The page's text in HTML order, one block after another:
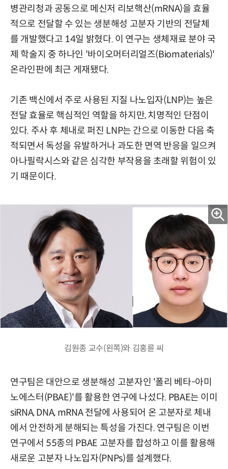
병관리청과 공동으로 메신저 리보핵산(mRNA)을 효율
적으로 전달할 수 있는 생분해성 고분자 기반의 전달체
를 개발했다고 14일 밝혔다. 이 연구는 생체재료 분야 국
제 학술지 중 하나인 '바이오머터리얼즈(Biomaterials)'
온라인판에 최근 게재됐다.
기존 백신에서 주로 사용된 지질 나노입자(LNP)는 높은
전달 효율로 핵심적인 역할을 하지만, 치명적인 단점이
있다. 주사 후 체내로 퍼진 LNP는 간으로 이동한 다음 축
적되면서 독성을 유발하거나 과도한 면역 반응을 일으켜
아나필락시스와 같은 심각한 부작용을 초래할 위험이 있
기 때문이다.
김원종 교수(왼쪽)와 김홍륜 씨
연구팀은 대안으로 생분해성 고분자인 '폴리 베타-아미
노에스터(PBAE)'를 활용한 연구에 나섰다. PBAE는 이미
siRNA, DNA, mRNA 전달에 사용되어 온 고분자로 체내
에서 안전하게 분해되는 특성을 가진다. 연구팀은 이번
연구에서 55종의 PBAE 고분자를 합성하고 이를 활용해
새로운 고분자 나노입자(PNPs)를 설계했다.